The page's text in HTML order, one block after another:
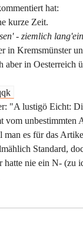
hat:
kurze Zeit.
- ziemlich
in Kremsmünster
aber in
"A lustigö Eicht:
unbestimmten
man es für das
Standard,
nie ein N- (zu